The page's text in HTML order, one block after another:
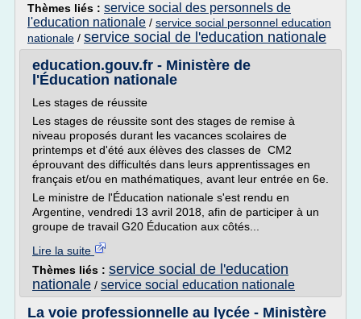
Thèmes liés : service social des personnels de
l'education nationale / service social personnel education
nationale / service social de l'education nationale
education.gouv.fr - Ministère de
l'Éducation nationale
Les stages de réussite
Les stages de réussite sont des stages de remise à
niveau proposés durant les vacances scolaires de
printemps et d'été aux élèves des classes de CM2
éprouvant des difficultés dans leurs apprentissages en
français et/ou en mathématiques, avant leur entrée en 6e.
Le ministre de l'Éducation nationale s'est rendu en
Argentine, vendredi 13 avril 2018, afin de participer à un
groupe de travail G20 Éducation aux côtés...
Lire la suite
Thèmes liés : service social de l'education
nationale / service social education nationale
La voie professionnelle au lycée - Ministère